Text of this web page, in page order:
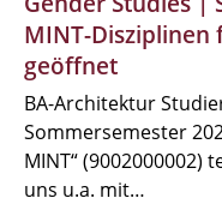
MINT-Disziplinen
geöffnet
BA-Architektur
Sommersemester
MINT“
uns u.a. mit…